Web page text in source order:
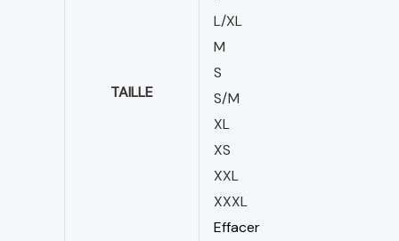
TAILLE
L/XL
M
S
S/M
XL
XS
XXL
XXXL
Effacer